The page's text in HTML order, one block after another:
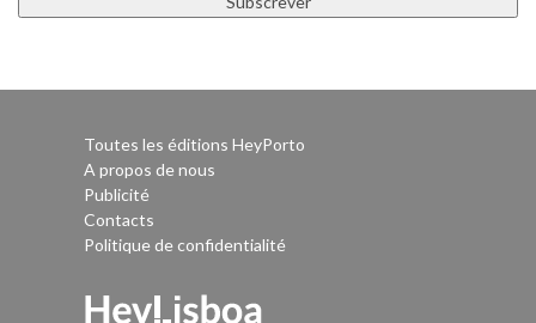
Toutes les éditions HeyPorto
A propos de nous
Publicité
Contacts
Politique de confidentialité